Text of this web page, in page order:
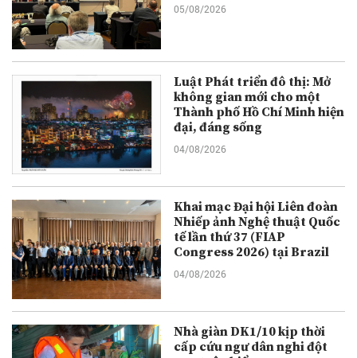
05/08/2026
Luật Phát triển đô thị: Mở
không gian mới cho một
Thành phố Hồ Chí Minh hiện
đại, đáng sống
04/08/2026
Khai mạc Đại hội Liên đoàn
Nhiếp ảnh Nghệ thuật Quốc
tế lần thứ 37 (FIAP
Congress 2026) tại Brazil
04/08/2026
Nhà giàn DK1/10 kịp thời
cấp cứu ngư dân nghi đột